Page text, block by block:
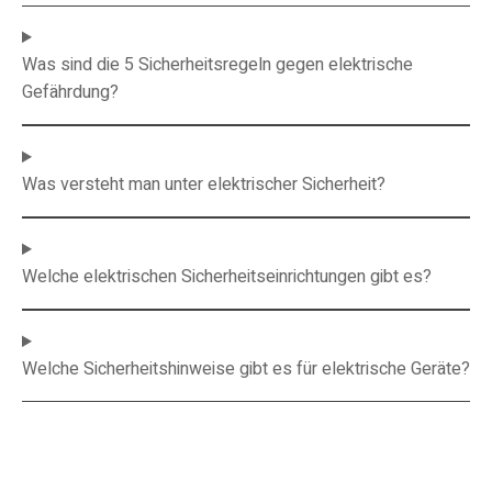
Was sind die 5 Sicherheitsregeln gegen elektrische
Gefährdung?
Was versteht man unter elektrischer Sicherheit?
Welche elektrischen Sicherheitseinrichtungen gibt es?
Welche Sicherheitshinweise gibt es für elektrische Geräte?